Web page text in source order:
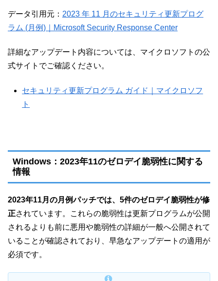
データ引用元： 2023 年 11 月のセキュリティ更新プログ
ラム (月例)｜Microsoft Security Response Center
詳細なアップデート内容については、マイクロソフトの公
式サイトでご確認ください。
セキュリティ更新プログラム ガイド｜マイクロソフ
ト
Windows：2023年11のゼロデイ脆弱性に関する
情報
2023年11月の月例パッチでは、5件のゼロデイ脆弱性が修
正されています。これらの脆弱性は更新プログラムが公開
されるよりも前に悪用や脆弱性の詳細が一般へ公開されて
いることが確認されており、早急なアップデートの適用が
必須です。